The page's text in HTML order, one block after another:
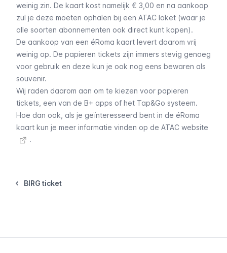
weinig zin. De kaart kost namelijk € 3,00 en na aankoop
zul je deze moeten ophalen bij een ATAC loket (waar je
alle soorten abonnementen ook direct kunt kopen).
De aankoop van een éRoma kaart levert daarom vrij
weinig op. De papieren tickets zijn immers stevig genoeg
voor gebruik en deze kun je ook nog eens bewaren als
souvenir.
Wij raden daarom aan om te kiezen voor papieren
tickets , een van de B+ apps of het Tap&Go systeem.
Hoe dan ook, als je geïnteresseerd bent in de éRoma
kaart kun je meer informatie vinden op de ATAC website
.
BIRG ticket